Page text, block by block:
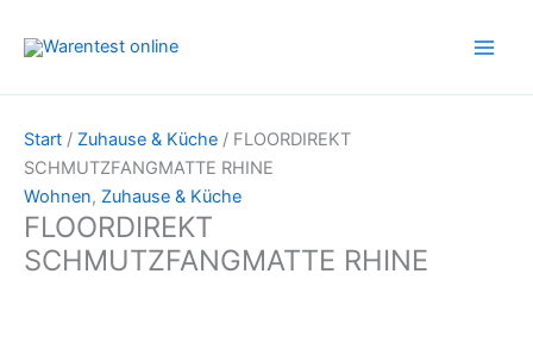
Inhalt
Start / Zuhause & Küche / FLOORDIREKT
SCHMUTZFANGMATTE RHINE
Wohnen, Zuhause & Küche
FLOORDIREKT
SCHMUTZFANGMATTE RHINE